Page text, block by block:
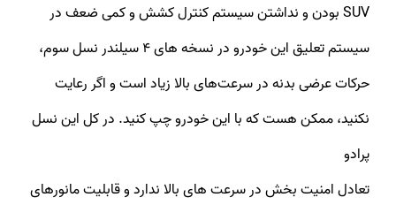
SUV بودن و نداشتن سیستم کنترل کشش و کمی ضعف در
سیستم تعلیق این خودرو در نسخه های ۴ سیلندر نسل سوم،
حرکات عرضی بدنه در سرعت‌های بالا زیاد است و اگر رعایت
نکنید، ممکن هست که با این خودرو چپ کنید. در کل این نسل
پرادو
تعادل امنیت بخش در سرعت های بالا ندارد و قابلیت مانورهای